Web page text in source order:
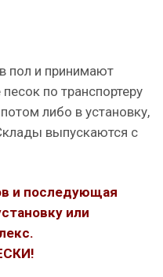
пол и принимают
по транспортеру
либо в установку,
выпускаются с
и последующая
или